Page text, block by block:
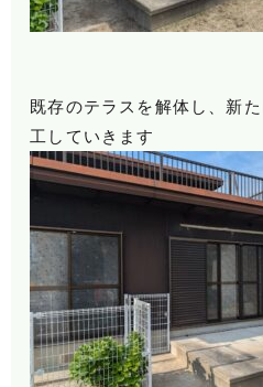
既存のテラスを解体し、新
工していきます